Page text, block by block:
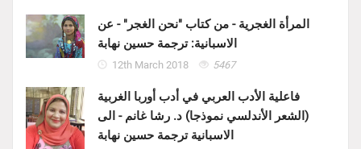
المرأة الغجرية - من كتاب "نحن الغجر" - عن
الاسبانية: ترجمة حسين نهابة
12th March 2018 5467
فاعلية الأدب العربي في أدب أوربا الغربية
(الشعر الأندلسي نموذجا) د. رشا غانم - الى
الاسبانية ترجمة حسين نهابة